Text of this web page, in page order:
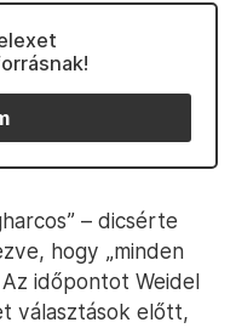
– dicsérte
hogy „minden
időpontot Weidel
választások előtt,